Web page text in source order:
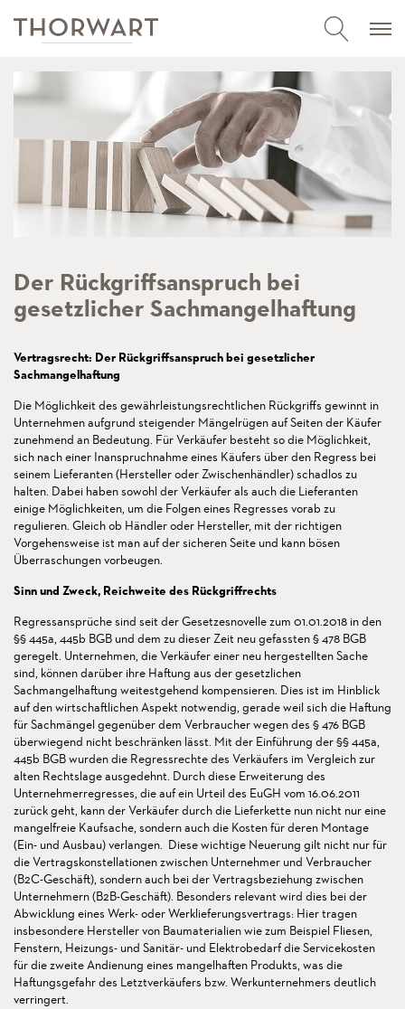
Der Rückgriffsanspruch bei
gesetzlicher Sachmangelhaftung
Vertragsrecht: Der Rückgriffsanspruch bei gesetzlicher
Sachmangelhaftung
Die Möglichkeit des gewährleistungsrechtlichen Rückgriffs gewinnt in
Unternehmen aufgrund steigender Mängelrügen auf Seiten der Käufer
zunehmend an Bedeutung. Für Verkäufer besteht so die Möglichkeit,
sich nach einer Inanspruchnahme eines Käufers über den Regress bei
seinem Lieferanten (Hersteller oder Zwischenhändler) schadlos zu
halten. Dabei haben sowohl der Verkäufer als auch die Lieferanten
einige Möglichkeiten, um die Folgen eines Regresses vorab zu
regulieren. Gleich ob Händler oder Hersteller, mit der richtigen
Vorgehensweise ist man auf der sicheren Seite und kann bösen
Überraschungen vorbeugen.
Sinn und Zweck, Reichweite des Rückgriffrechts
Regressansprüche sind seit der Gesetzesnovelle zum 01.01.2018 in den
§§ 445a, 445b BGB und dem zu dieser Zeit neu gefassten § 478 BGB
geregelt. Unternehmen, die Verkäufer einer neu hergestellten Sache
sind, können darüber ihre Haftung aus der gesetzlichen
Sachmangelhaftung weitestgehend kompensieren. Dies ist im Hinblick
auf den wirtschaftlichen Aspekt notwendig, gerade weil sich die Haftung
für Sachmängel gegenüber dem Verbraucher wegen des § 476 BGB
überwiegend nicht beschränken lässt. Mit der Einführung der §§ 445a,
445b BGB wurden die Regressrechte des Verkäufers im Vergleich zur
alten Rechtslage ausgedehnt. Durch diese Erweiterung des
Unternehmerregresses, die auf ein Urteil des EuGH vom 16.06.2011
zurück geht, kann der Verkäufer durch die Lieferkette nun nicht nur eine
mangelfreie Kaufsache, sondern auch die Kosten für deren Montage
(Ein- und Ausbau) verlangen. Diese wichtige Neuerung gilt nicht nur für
die Vertragskonstellationen zwischen Unternehmer und Verbraucher
(B2C-Geschäft), sondern auch bei der Vertragsbeziehung zwischen
Unternehmern (B2B-Geschäft). Besonders relevant wird dies bei der
Abwicklung eines Werk- oder Werklieferungsvertrags: Hier tragen
insbesondere Hersteller von Baumaterialien wie zum Beispiel Fliesen,
Fenstern, Heizungs- und Sanitär- und Elektrobedarf die Servicekosten
für die zweite Andienung eines mangelhaften Produkts, was die
Haftungsgefahr des Letztverkäufers bzw. Werkunternehmers deutlich
verringert.